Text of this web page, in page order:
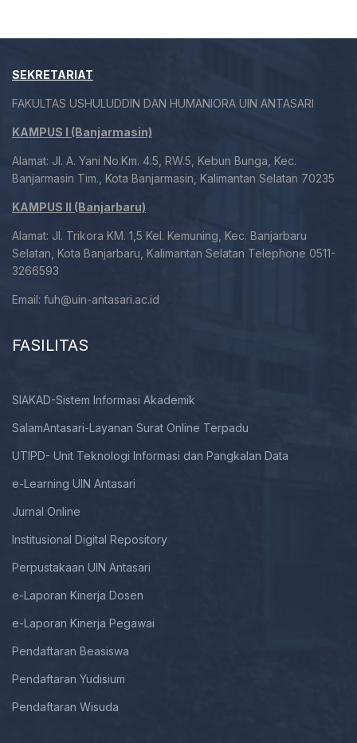
SEKRETARIAT
FAKULTAS USHULUDDIN DAN HUMANIORA UIN ANTASARI
KAMPUS I (Banjarmasin)
Alamat: Jl. A. Yani No.Km. 4.5, RW.5, Kebun Bunga, Kec.
Banjarmasin Tim., Kota Banjarmasin, Kalimantan Selatan 70235
KAMPUS II (Banjarbaru)
Alamat: Jl. Trikora KM. 1,5 Kel. Kemuning, Kec. Banjarbaru
Selatan, Kota Banjarbaru, Kalimantan Selatan Telephone 0511-
3266593
Email: fuh@uin-antasari.ac.id
FASILITAS
SIAKAD-Sistem Informasi Akademik
SalamAntasari-Layanan Surat Online Terpadu
UTIPD- Unit Teknologi Informasi dan Pangkalan Data
e-Learning UIN Antasari
Jurnal Online
Institusional Digital Repository
Perpustakaan UIN Antasari
e-Laporan Kinerja Dosen
e-Laporan Kinerja Pegawai
Pendaftaran Beasiswa
Pendaftaran Yudisium
Pendaftaran Wisuda